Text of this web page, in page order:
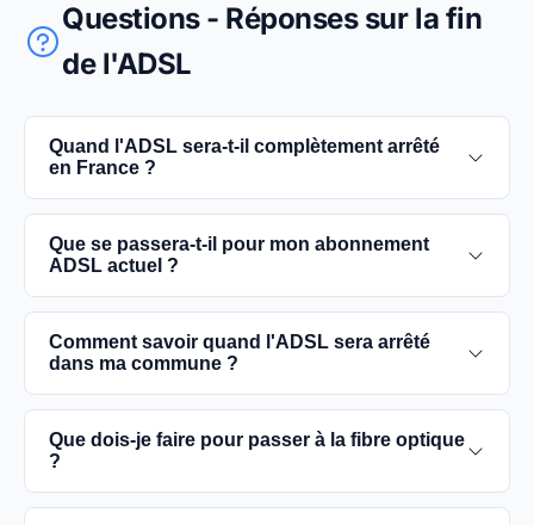
Questions - Réponses sur la fin
de l'ADSL
Quand l'ADSL sera-t-il complètement arrêté
en France ?
L'extinction complète du réseau ADSL est prévue
pour 2030. D'ici là, les utilisateurs sont
optique, plus rapides et fiables.
Que se passera-t-il pour mon abonnement
ADSL actuel ?
Vous pouvez continuer à utiliser votre
abonnement ADSL jusqu'à la date de fermeture du
conseillé de passer à la fibre optique dès que
possible pour une meilleure qualité de service.
Comment savoir quand l'ADSL sera arrêté
dans ma commune ?
Les dates précises de fermeture de l'ADSL varient
selon les communes. Vous pouvez trouver ces
commune spécifique.
Que dois-je faire pour passer à la fibre optique
?